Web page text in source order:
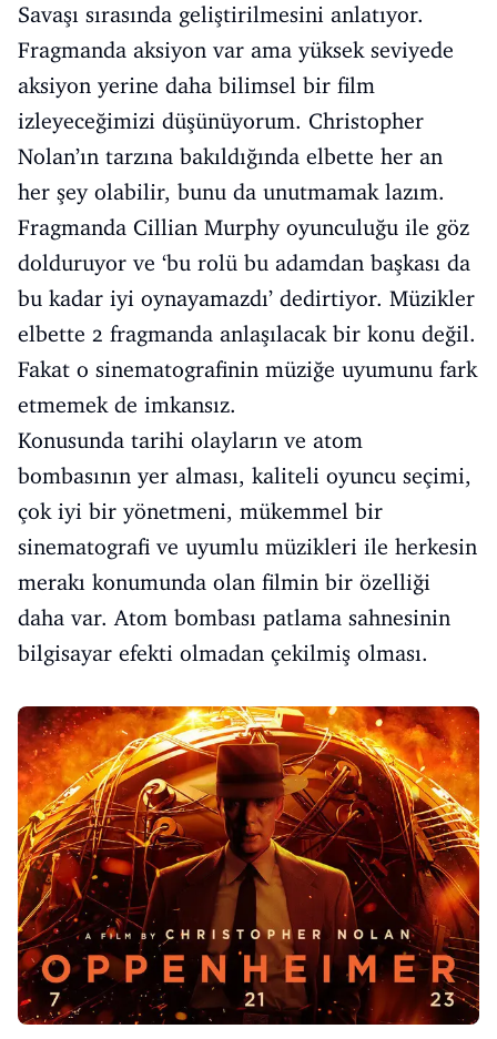
Savaşı sırasında geliştirilmesini anlatıyor.
Fragmanda aksiyon var ama yüksek seviyede
aksiyon yerine daha bilimsel bir film
izleyeceğimizi düşünüyorum. Christopher
Nolan’ın tarzına bakıldığında elbette her an
her şey olabilir, bunu da unutmamak lazım.
Fragmanda Cillian Murphy oyunculuğu ile göz
dolduruyor ve ‘bu rolü bu adamdan başkası da
bu kadar iyi oynayamazdı’ dedirtiyor. Müzikler
elbette 2 fragmanda anlaşılacak bir konu değil.
Fakat o sinematografinin müziğe uyumunu fark
etmemek de imkansız.
Konusunda tarihi olayların ve atom
bombasının yer alması, kaliteli oyuncu seçimi,
çok iyi bir yönetmeni, mükemmel bir
sinematografi ve uyumlu müzikleri ile herkesin
merakı konumunda olan filmin bir özelliği
daha var. Atom bombası patlama sahnesinin
bilgisayar efekti olmadan çekilmiş olması.